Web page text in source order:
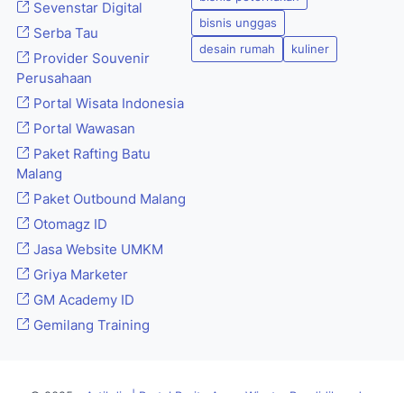
Sevenstar Digital
Serba Tau
Provider Souvenir
Perusahaan
Portal Wisata Indonesia
Portal Wawasan
Paket Rafting Batu
Malang
Paket Outbound Malang
Otomagz ID
Jasa Website UMKM
Griya Marketer
GM Academy ID
Gemilang Training
bisnis unggas
desain rumah
kuliner